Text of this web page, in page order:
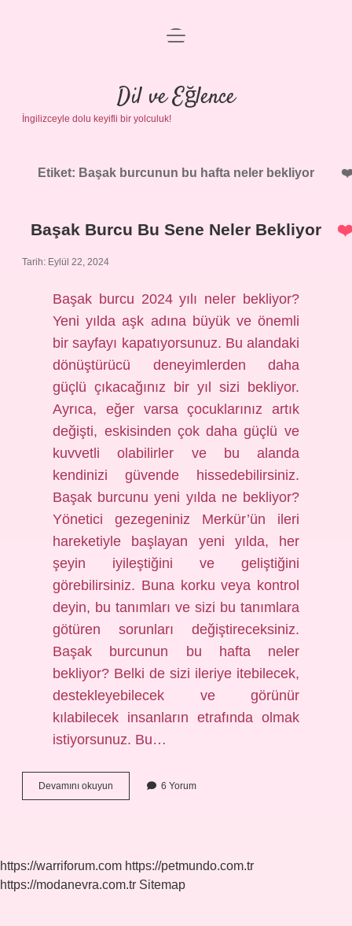
Anasayfa
Gizlilik Politikası
Yasal Uyarı
menüyü
Dil ve Eğlence
İngilizceyle dolu keyifli bir yolculuk!
Etiket: Başak burcunun bu hafta neler bekliyor
Başak Burcu Bu Sene Neler Bekliyor
Tarih: Eylül 22, 2024
Başak burcu 2024 yılı neler bekliyor?
Yeni yılda aşk adına büyük ve önemli
bir sayfayı kapatıyorsunuz. Bu alandaki
dönüştürücü deneyimlerden daha
güçlü çıkacağınız bir yıl sizi bekliyor.
Ayrıca, eğer varsa çocuklarınız artık
değişti, eskisinden çok daha güçlü ve
kuvvetli olabilirler ve bu alanda
kendinizi güvende hissedebilirsiniz.
Başak burcunu yeni yılda ne bekliyor?
Yönetici gezegeniniz Merkür’ün ileri
hareketiyle başlayan yeni yılda, her
şeyin iyileştiğini ve geliştiğini
görebilirsiniz. Buna korku veya kontrol
deyin, bu tanımları ve sizi bu tanımlara
götüren sorunları değiştireceksiniz.
Başak burcunun bu hafta neler
bekliyor? Belki de sizi ileriye itebilecek,
destekleyebilecek ve görünür
kılabilecek insanların etrafında olmak
istiyorsunuz. Bu…
Devamını okuyun
Burcu
6 Yorum
https://warriforum.com https://petmundo.com.tr
https://modanevra.com.tr Sitemap